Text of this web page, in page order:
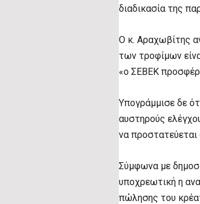
διαδικασία της
Ο κ. Αραχωβίτης
των τροφίμων
«ο ΣΕΒΕΚ
Υπογράμμισε δε
αυστηρούς
να
Σύμφωνα με
υποχρεωτική η
πώλησης του